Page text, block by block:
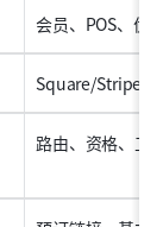
会员、POS、优
Square/Stripe，
路由、资格、工